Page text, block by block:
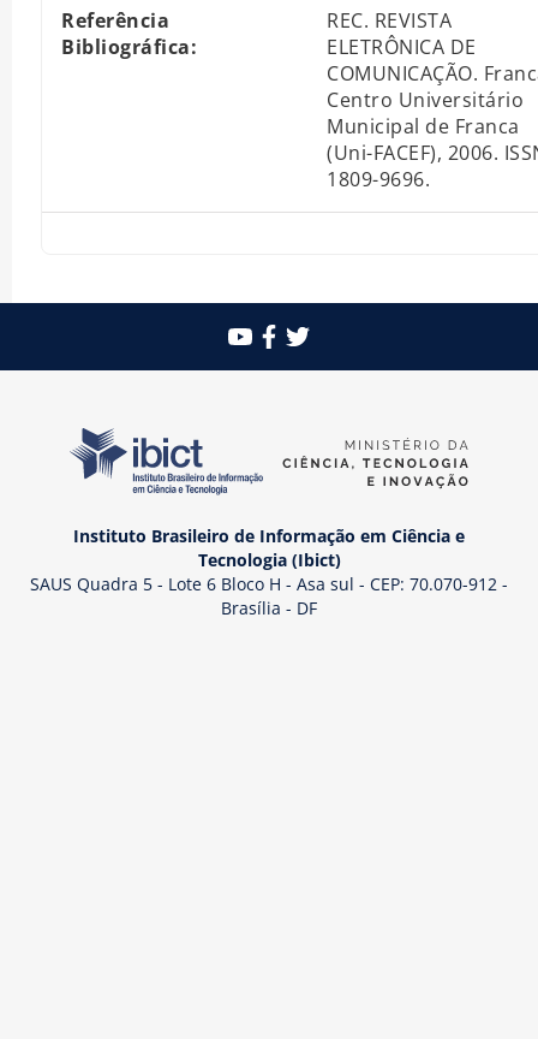
Referência
Bibliográfica:
REC. REVISTA
ELETRÔNICA DE
COMUNICAÇÃO.
Centro Universitário
Municipal de Franca
(Uni-FACEF), 2006.
1809-9696.
Instituto Brasileiro de Informação em Ciência e
Tecnologia (Ibict)
SAUS Quadra 5 - Lote 6 Bloco H - Asa sul - CEP: 70.070-912 -
Brasília - DF